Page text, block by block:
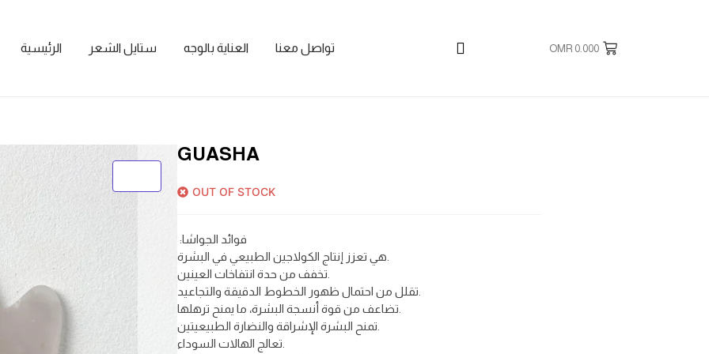
الرئيسية ستايل الشعر العناية بالوجه تواصل معنا OMR 0.000
GUASHA
OUT OF STOCK
:فوائد الجواشا